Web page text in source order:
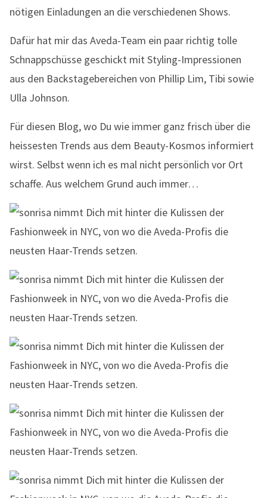
nötigen Einladungen an die verschiedenen Shows.
Dafür hat mir das Aveda-Team ein paar richtig tolle
Schnappschüsse geschickt mit Styling-Impressionen
aus den Backstagebereichen von Phillip Lim, Tibi sowie
Ulla Johnson.
Für diesen Blog, wo Du wie immer ganz frisch über die
heissesten Trends aus dem Beauty-Kosmos informiert
wirst. Selbst wenn ich es mal nicht persönlich vor Ort
schaffe. Aus welchem Grund auch immer…